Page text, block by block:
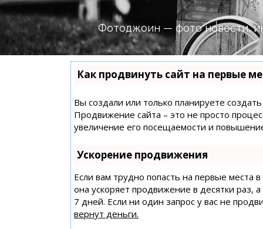
e
Фотоджоин — фото новости,
Как продвинуть сайт на первые
Вы создали или только планируете
Продвижение сайта – это не просто
увеличение его посещаемости и
Ускорение продвижения
Если вам трудно попасть на первые места
она ускоряет продвижение в десятки раз,
7 дней. Если ни один запрос у вас не
вернут деньги.